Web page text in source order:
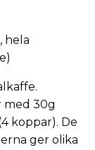
hela
.
med 30g
koppar). De
ger olika